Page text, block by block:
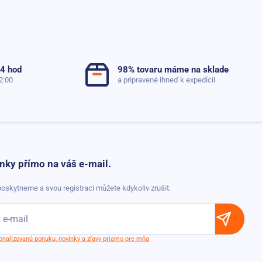
hod 98% tovaru máme na sklade
a pripravené ihneď k expedícii
přímo na váš e-mail.
a svou registraci můžete kdykoliv zrušit.
ponuku, novinky a zľavy priamo pre mňa